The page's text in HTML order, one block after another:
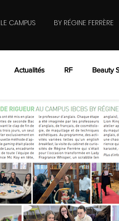
LE CAMPUS BY RÉGINE FERRÈRE
le secteur Beauté, Bien-
Actualités RF Beauty
2019 2018